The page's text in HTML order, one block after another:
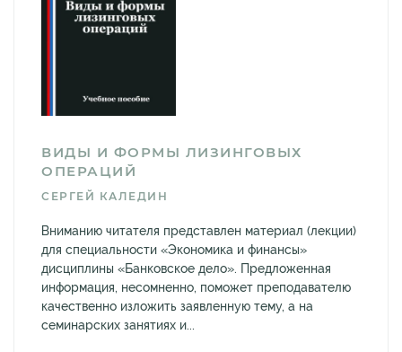
ВИДЫ И ФОРМЫ ЛИЗИНГОВЫХ
ОПЕРАЦИЙ
СЕРГЕЙ КАЛЕДИН
Вниманию читателя представлен материал (лекции)
для специальности «Экономика и финансы»
дисциплины «Банковское дело». Предложенная
информация, несомненно, поможет преподавателю
качественно изложить заявленную тему, а на
семинарских занятиях и...